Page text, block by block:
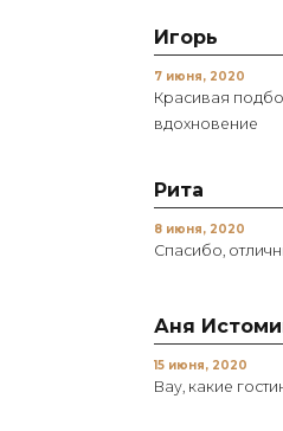
Игорь
7 июня, 2020
Красивая
вдохновение
Рита
8 июня, 2020
Спасибо,
Аня
15 июня, 2020
Вау, какие